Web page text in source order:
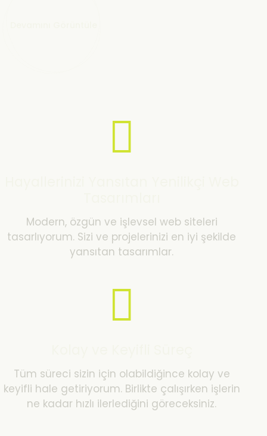
Modern, özgün ve işlevsel web siteleri
tasarlıyorum. Sizi ve projelerinizi en iyi şekilde
yansıtan tasarımlar.
Tüm süreci sizin için olabildiğince kolay ve
keyifli hale getiriyorum. Birlikte çalışırken işlerin
ne kadar hızlı ilerlediğini göreceksiniz.